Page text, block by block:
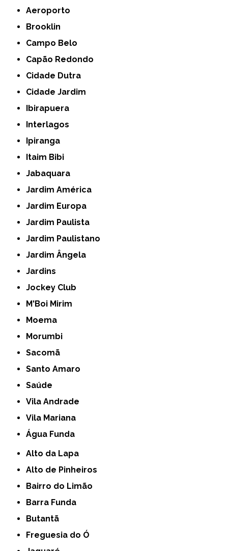
Aeroporto
Brooklin
Campo Belo
Capão Redondo
Cidade Dutra
Cidade Jardim
Ibirapuera
Interlagos
Ipiranga
Itaim Bibi
Jabaquara
Jardim América
Jardim Europa
Jardim Paulista
Jardim Paulistano
Jardim Ângela
Jardins
Jockey Club
M'Boi Mirim
Moema
Morumbi
Sacomã
Santo Amaro
Saúde
Vila Andrade
Vila Mariana
Água Funda
Alto da Lapa
Alto de Pinheiros
Bairro do Limão
Barra Funda
Butantã
Freguesia do Ó